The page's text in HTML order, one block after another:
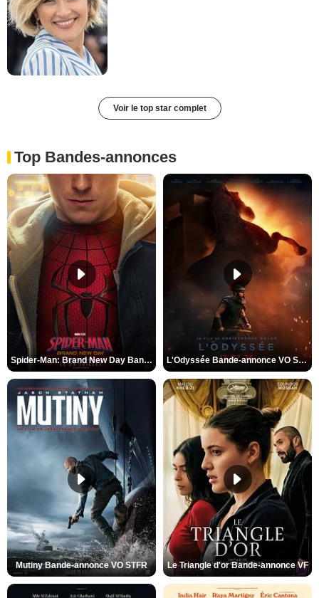
Voir le top star complet
Top Bandes-annonces
Spider-Man: Brand New Day Bande-annonce VO STFR L'Odyssée Bande-annonce VO STFR
Mutiny Bande-annonce VO STFR Le Triangle d'or Bande-annonce VF